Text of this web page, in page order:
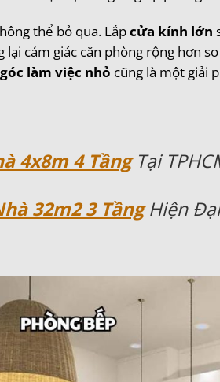
thể bỏ qua. Lắpcửa kính lớn
lại cảm giác căn phòng rộng hơn
góc làm việc nhỏ cũng là một giải
4x8m 4 TầngTại
32m2 3 TầngHiện Đại